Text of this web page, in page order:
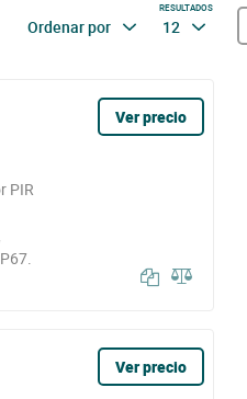
Ordenar por
RESULTADOS
12
PIR
Ver precio
Ver precio